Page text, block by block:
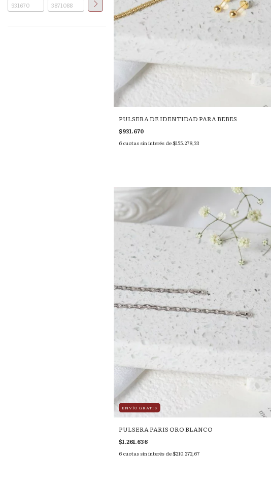
PULSERA DE IDENTIDAD PARA BEBES
$931.670
6 cuotas sin interés de$155.278,33
ENVÍO GRATIS
PULSERA PARIS ORO BLANCO
$1.261.636
6 cuotas sin interés de$210.272,67